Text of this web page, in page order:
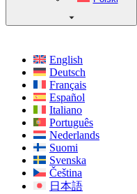
English
Deutsch
Français
Español
Italiano
Português
Nederlands
Suomi
Svenska
Čeština
日本語